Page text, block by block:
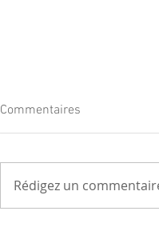
Commentaires
Rédigez un